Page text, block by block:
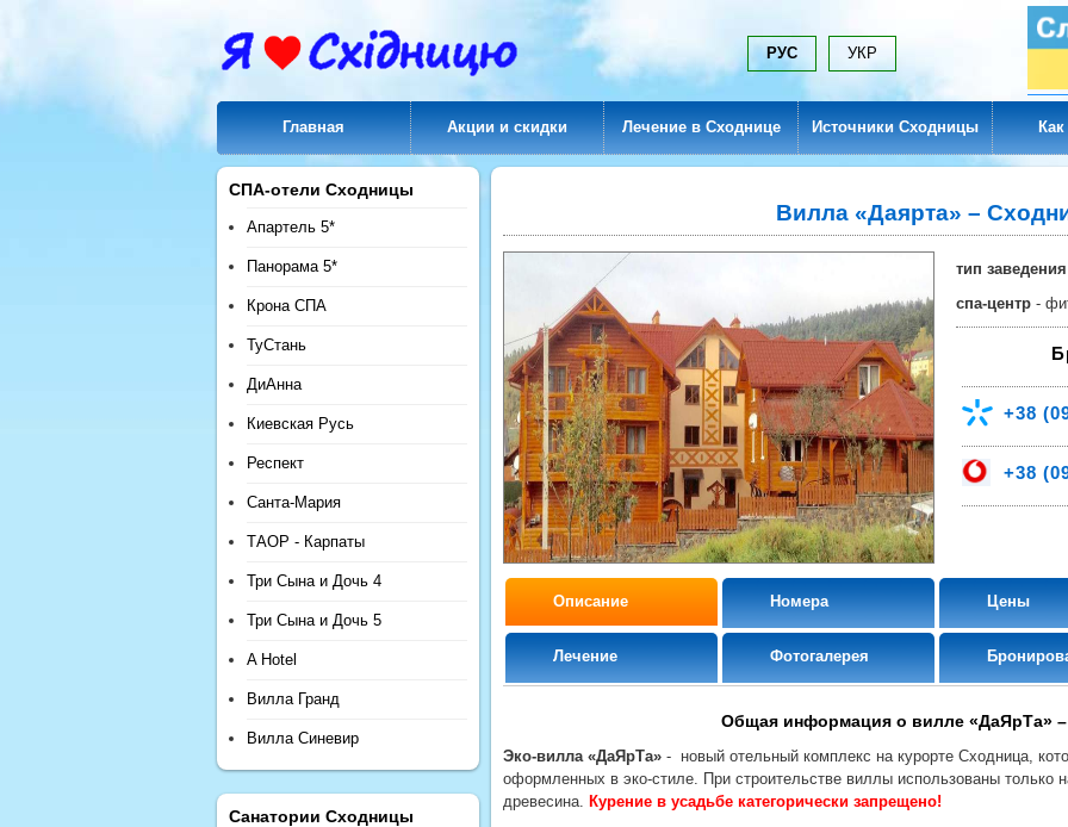
РУС УКР
Главная Акции и скидки Лечение в Сходнице Источники Сходницы
Вилла «Даярта» –
тип заведения
спа-центр -
+38
+38
Описание Номера Цены
Лечение Фотогалерея
Общая информация о вилле «ДаЯрТа»
Эко-вилла «ДаЯрТа» - новый отельный комплекс на курорте Сходница,
оформленных в эко-стиле. При строительстве виллы использованы только
древесина.
Курение в усадьбе категорически запрещено!
СПА-отели Сходницы
Апартель 5*
Панорама 5*
Крона СПА
ТуСтань
ДиАнна
Киевская Русь
Респект
Санта-Мария
ТАОР - Карпаты
Три Сына и Дочь 4
Три Сына и Дочь 5
A Hotel
Вилла Гранд
Вилла Синевир
Санатории Сходницы